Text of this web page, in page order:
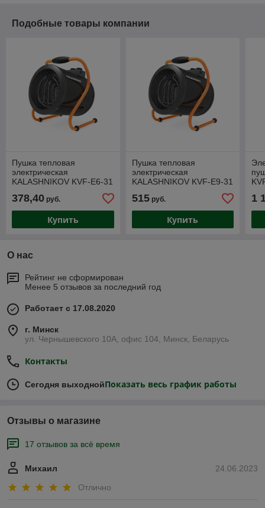
Подобные товары компании
Пушка тепловая
электрическая
KALASHNIKOV KVF-E6-31
378,40 руб.
Купить
Пушка тепловая
электрическая
KALASHNIKOV KVF-E9-31
515руб.
Купить
1
О нас
Рейтинг не сформирован
Менее 5 отзывов за последний год
Работает с 17.08.2020
г. Минск
ул. Чернышевского 10А, офис 104, Минск, Беларусь
Контакты
Сегодня выходнойПоказать весь график работы
Отзывы о магазине
17 отзывов за всё время
24.06.2023
Михаил
Отлично